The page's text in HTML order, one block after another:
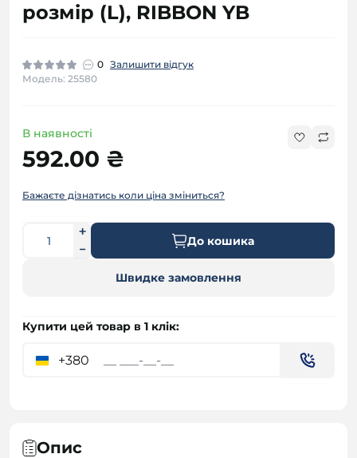
розмір (L), RIBBON YB
0 Залишити відгук
Модель: 25580
В наявності
592.00 ₴
Бажаєте дізнатись коли ціна зміниться?
До кошика
Швидке замовлення
Купити цей товар в 1 клік:
+380
Опис